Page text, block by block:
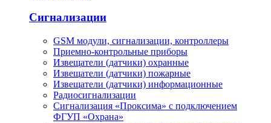
Сигнализации
GSM модули, сигнализации, контроллеры
Приемно-контрольные приборы
Извещатели (датчики) охранные
Извещатели (датчики) пожарные
Извещатели (датчики) информационные
Радиосигнализации
Сигнализация «Проксима» с подключением
ФГУП «Охрана»